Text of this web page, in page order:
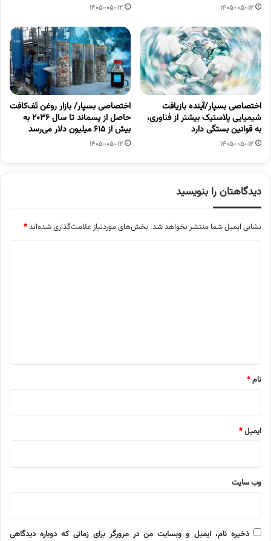
1405-05-12
1405-05-12
اختصاصی بسپار/آینده بازیافت
شیمیایی پلاستیک بیشتر از فناوری،
به قوانین بستگی دارد
1405-05-12
اختصاصی بسپار/ بازار روغن تَف‌کافت
حاصل از پسماند تا سال ۲۰۳۶ به
بیش از ۶۱۵ میلیون دلار می‌رسد
1405-05-12
دیدگاهتان را بنویسید
نشانی ایمیل شما منتشر نخواهد شد. بخش‌های موردنیاز علامت‌گذاری شده‌اند*
نام*
ایمیل*
وب‌ سایت
ذخیره نام، ایمیل و وبسایت من در مرورگر برای زمانی که دوباره دیدگاهی